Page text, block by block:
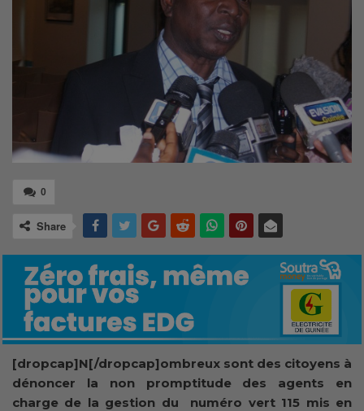
0
Share
[dropcap]N[/dropcap]ombreux sont des citoyens à
dénoncer la non promptitude des agents en
charge de la gestion du numéro vert 115 mis en